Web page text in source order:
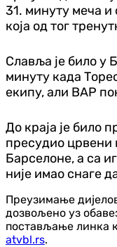
31. минуту меча
која од тог
Славља је било у
минуту када
екипу, али ВАР
До краја је било
пресудио црвени
Барселоне, а са
није имао снаге
Преузимање
дозвољено уз
постављање линка
atvbl.rs.